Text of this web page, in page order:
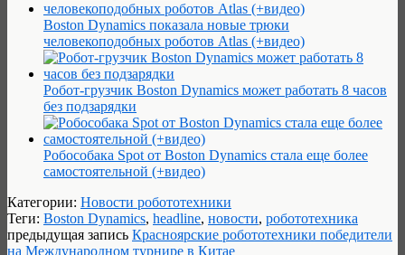
Boston Dynamics показала новые трюки
человекоподобных роботов Atlas (+видео)
Робот-грузчик Boston Dynamics может работать 8 часов
без подзарядки
Робособака Spot от Boston Dynamics стала еще более
самостоятельной (+видео)
Категории: Новости робототехники
Теги: Boston Dynamics, headline, новости, робототехника
предыдущая запись Красноярские робототехники победители
на Международном турнире в Китае